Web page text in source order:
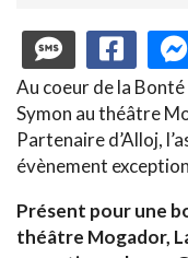
Au coeur de la
Symon au théâtre
Partenaire d’Alloj,
évènement
Présent pour une
théâtre Mogador,